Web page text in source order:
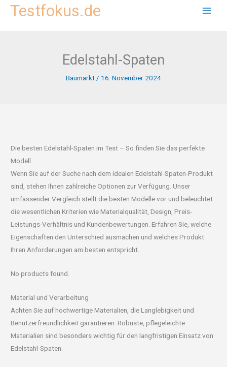
InhaltTestfokus.de
Edelstahl-Spaten
Baumarkt / 16. November 2024
Die besten Edelstahl-Spaten im Test – So finden Sie das perfekte
Modell
Wenn Sie auf der Suche nach dem idealen Edelstahl-Spaten-Produkt
sind, stehen Ihnen zahlreiche Optionen zur Verfügung. Unser
umfassender Vergleich stellt die besten Modelle vor und beleuchtet
die wesentlichen Kriterien wie Materialqualität, Design, Preis-
Leistungs-Verhältnis und Kundenbewertungen. Erfahren Sie, welche
Eigenschaften den Unterschied ausmachen und welches Produkt
Ihren Anforderungen am besten entspricht.
No products found.
Material und Verarbeitung
Achten Sie auf hochwertige Materialien, die Langlebigkeit und
Benutzerfreundlichkeit garantieren. Robuste, pflegeleichte
Materialien sind besonders wichtig für den langfristigen Einsatz von
Edelstahl-Spaten.